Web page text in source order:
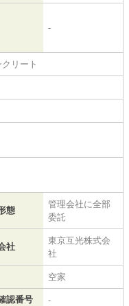
-
リート
態
管理会社に全部
委託
社
東京互光株式会
社
空家
認番号 -